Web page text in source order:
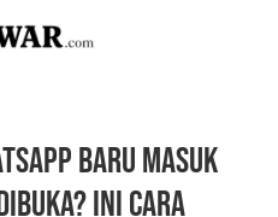
Baru Masuk
Ini Cara